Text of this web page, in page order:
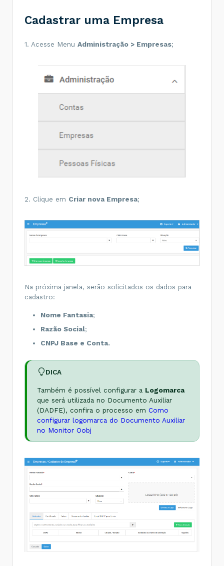
Cadastrar uma Empresa
1. Acesse Menu Administração > Empresas;
2. Clique em Criar nova Empresa;
Na próxima janela, serão solicitados os dados para
cadastro:
Nome Fantasia;
Razão Social;
CNPJ Base e Conta.
DICA
Também é possível configurar a Logomarca
que será utilizada no Documento Auxiliar
(DADFE), confira o processo em Como
configurar logomarca do Documento Auxiliar
no Monitor Oobj